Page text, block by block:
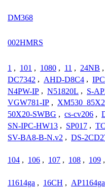
DM368
002HMRS
1 , 101 , 1080 , 11 , 24NB ,
DC7342 , AHD-D8C4 ,
N4PW-IP , N51820L , S-
VGW781-IP ,
50X20-SWBG , cs-cv206 ,
SN-IPC-HW13 , SP017 ,
SV-BA8-B-N.v2 , DS-
104 , 106 , 107 , 108 , 109 ,
11614ga , 16CH , AP1164ga